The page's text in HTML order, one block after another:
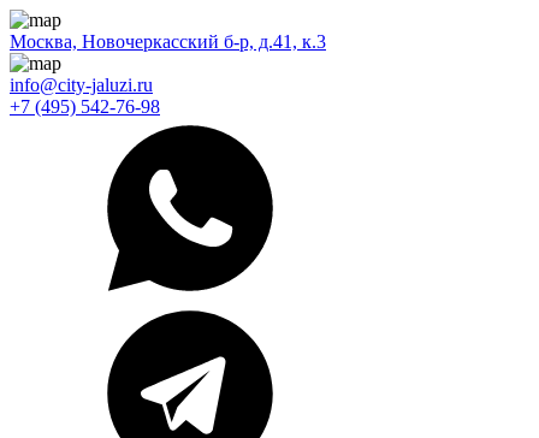
Москва, Новочеркасский б-р, д.41, к.3
info@city-jaluzi.ru
+7 (495) 542-76-98